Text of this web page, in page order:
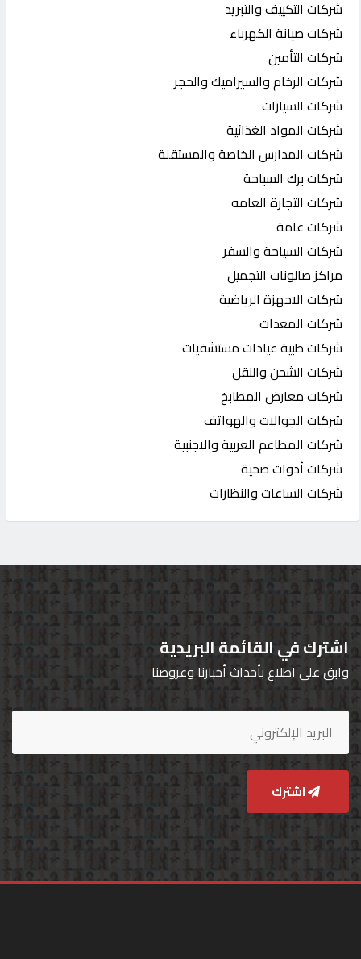
شركات التكييف والتبريد
شركات صيانة الكهرباء
شركات التأمين
شركات الرخام والسيراميك والحجر
شركات السيارات
شركات المواد الغذائية
شركات المدارس الخاصة والمستقلة
شركات برك السباحة
شركات التجارة العامه
شركات عامة
شركات السياحة والسفر
مراكز صالونات التجميل
شركات الاجهزة الرياضية
شركات المعدات
شركات طبية عيادات مستشفيات
شركات الشحن والنقل
شركات معارض المطابخ
شركات الجوالات والهواتف
شركات المطاعم العربية والاجنبية
شركات أدوات صحية
شركات الساعات والنظارات
اشترك في القائمة البريدية
وابق على اطلاع بأحداث أخبارنا وعروضنا
اشترك